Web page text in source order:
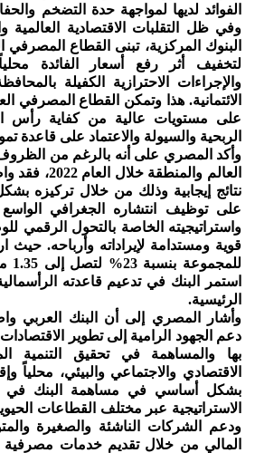
الفوائد لديها لمواجهة حدة التضخم
وفي ظل التقلبات الاقتصادية العالمية
البنوك المركزية، تبنى القطاع
لتخفيف أثر رفع أسعار الفائدة
والإجراءات الاحترازية الكفيلة
الائتمانية. هذا وتمكن القطاع المصرفي
على مستويات عالية من كفاية رأس
الربحية والسيولة والاعتماد على قاعدة
وأكد المصري على أنه بالرغم من
العالم
نتائج إيجابية وذلك من خلال تركيزه
على توظيف انتشاره الجغرافي الواسع
واستراتيجيته الخاصة بالتحول الرقمي
قوية ومستدامة لإيراداته وأرباحه. حيث
استمر البنك في تدعيم قاعدته
الرئيسية.
وأشار المصري إلى أن البنك العربي
دعم الجهود الرامية إلى تطوير
بها والمساهمة في تحقيق التنمية
الاقتصادي والاجتماعي والبيئي، محلياً
بشكل أساسي في مساهمة البنك في
الاستراتيجية عبر مختلف القطاعات
ودعم الشركات الناشئة والصغيرة
المالي من خلال تقديم خدمات مصرفية